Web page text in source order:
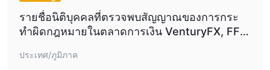
VenturyFXไม่คิดค่าฝากหรือถอนเงินซึ่งทำให้การฝากเงินและถอน
เงินจากบัญชีซื้อขายเป็นไปอย่างมีความคุ้มค่าสูงสำหรับลูกค้า อย่างไร
ภายใน 24 ชั่วโมงทำการ
รายชื่อนิติบุคคลที่ตรวจพบสัญญาณของการกระ
ทำผิดกฎหมายในตลาดการเงิน VenturyFX, FFS
ประเทศ/ภูมิภาค